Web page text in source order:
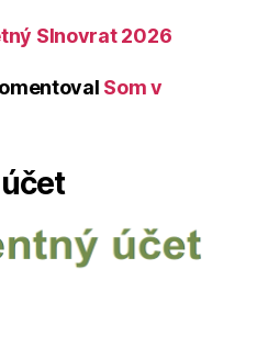
Slnovrat 2026
Som v